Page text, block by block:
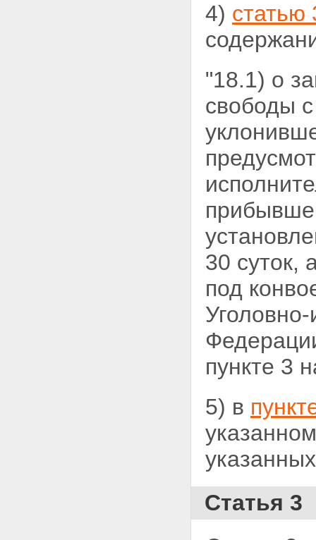
4) статью
"18.1) о
свободы
30 суток,
под
пункте 3
5) в
Статья 3